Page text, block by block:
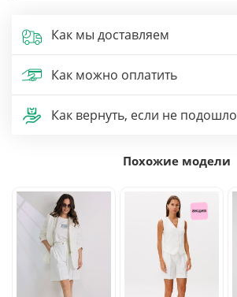
Как мы доставляем
Как можно оплатить
Как вернуть, если не подошло
Похожие модели